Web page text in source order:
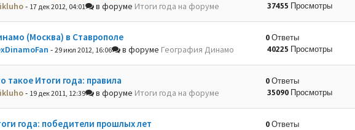
- 17 дек 2012, 04:01 в форуме Итоги года на форуме
37455 Просмотры
(Москва) в Ставрополе
- 29 июл 2012, 16:06 в форуме География Динамо
0 Ответы
40225 Просмотры
такое Итоги года: правила
- 19 дек 2011, 12:39 в форуме Итоги года на форуме
0 Ответы
35090 Просмотры
года: победители прошлых лет
0 Ответы